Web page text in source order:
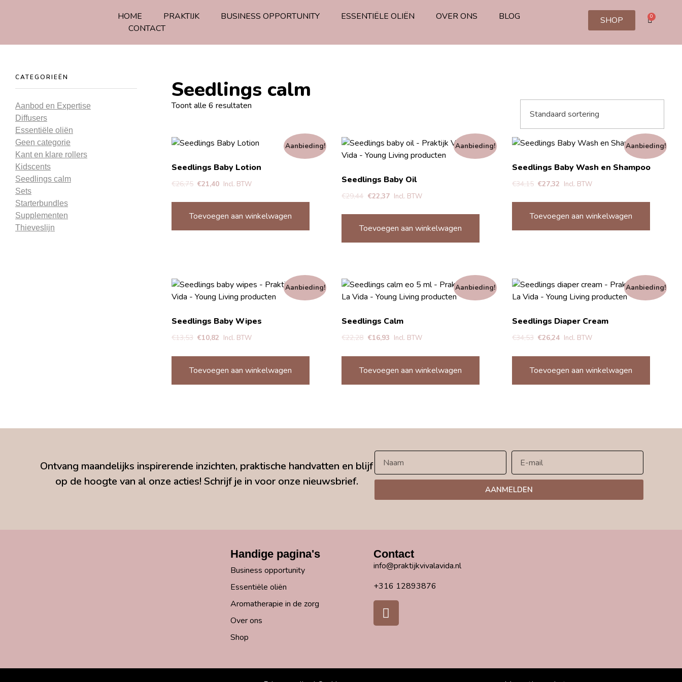
HOME PRAKTIJK BUSINESS OPPORTUNITY ESSENTIËLE OLIËN OVER ONS
BLOG
CONTACT
SHOP 0
Seedlings calm
Toont alle 6 resultaten
Aanbieding!
Seedlings Baby Lotion
€26,75 €21,40 Incl. BTW
Toevoegen aan winkelwagen
Aanbieding!
Seedlings Baby Oil
€29,44 €22,37 Incl. BTW
Toevoegen aan winkelwagen
Aanbieding!
Seedlings Baby Wash en Shampoo
€34,15 €27,32 Incl. BTW
Toevoegen aan winkelwagen
Aanbieding!
Seedlings Baby Wipes
€13,53 €10,82 Incl. BTW
Toevoegen aan winkelwagen
Aanbieding!
Seedlings Calm
€22,28 €16,93 Incl. BTW
Toevoegen aan winkelwagen
Aanbieding!
Seedlings Diaper Cream
€34,53 €26,24 Incl. BTW
Toevoegen aan winkelwagen
CATEGORIEËN
Aanbod en Expertise
Diffusers
Essentiële oliën
Geen categorie
Kant en klare rollers
Kidscents
Seedlings calm
Sets
Starterbundles
Supplementen
Thieveslijn
Ontvang maandelijks inspirerende inzichten, praktische handvatten en blijf
op de hoogte van al onze acties! Schrijf je in voor onze nieuwsbrief.
AANMELDEN
Handige pagina's
Business opportunity
Essentiële oliën
Aromatherapie in de zorg
Over ons
Shop
Contact
info@praktijkvivalavida.nl
+316 12893876